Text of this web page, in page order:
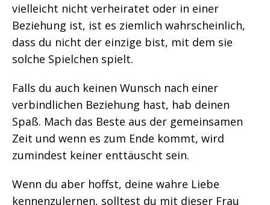
vielleicht nicht verheiratet oder in einer
Beziehung ist, ist es ziemlich wahrscheinlich,
dass du nicht der einzige bist, mit dem sie
solche Spielchen spielt.
Falls du auch keinen Wunsch nach einer
verbindlichen Beziehung hast, hab deinen
Spaß. Mach das Beste aus der gemeinsamen
Zeit und wenn es zum Ende kommt, wird
zumindest keiner enttäuscht sein.
Wenn du aber hoffst, deine wahre Liebe
kennenzulernen, solltest du mit dieser Frau